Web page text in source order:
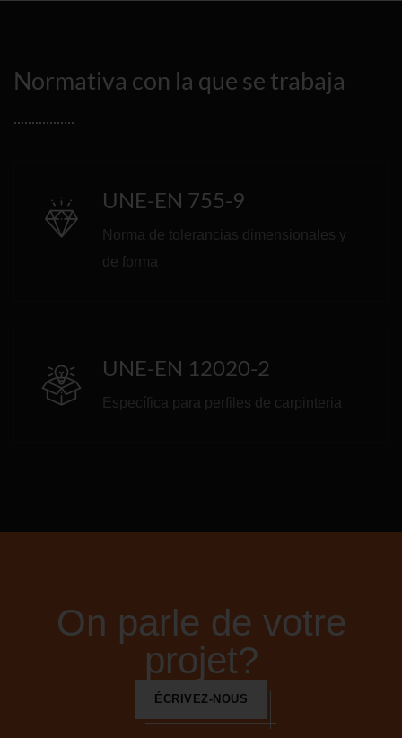
Normativa con la que se trabaja
UNE-EN 755-9
Norma de tolerancias dimensionales y
de forma
UNE-EN 12020-2
Específica para perfiles de carpinteria
On parle de votre
projet?
ÉCRIVEZ-NOUS